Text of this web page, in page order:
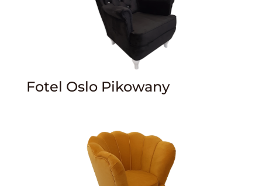
Fotel Oslo Pikowany